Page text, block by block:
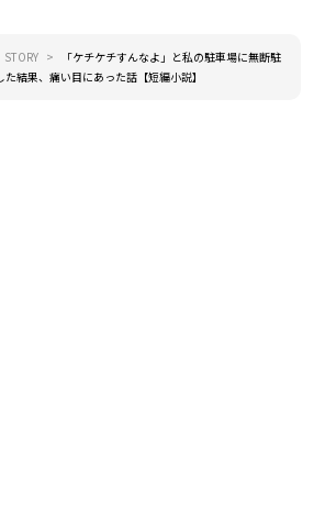
STORY
「ケチケチすんなよ」と私の駐車場に無断駐
結果、痛い目にあった話【短編小説】